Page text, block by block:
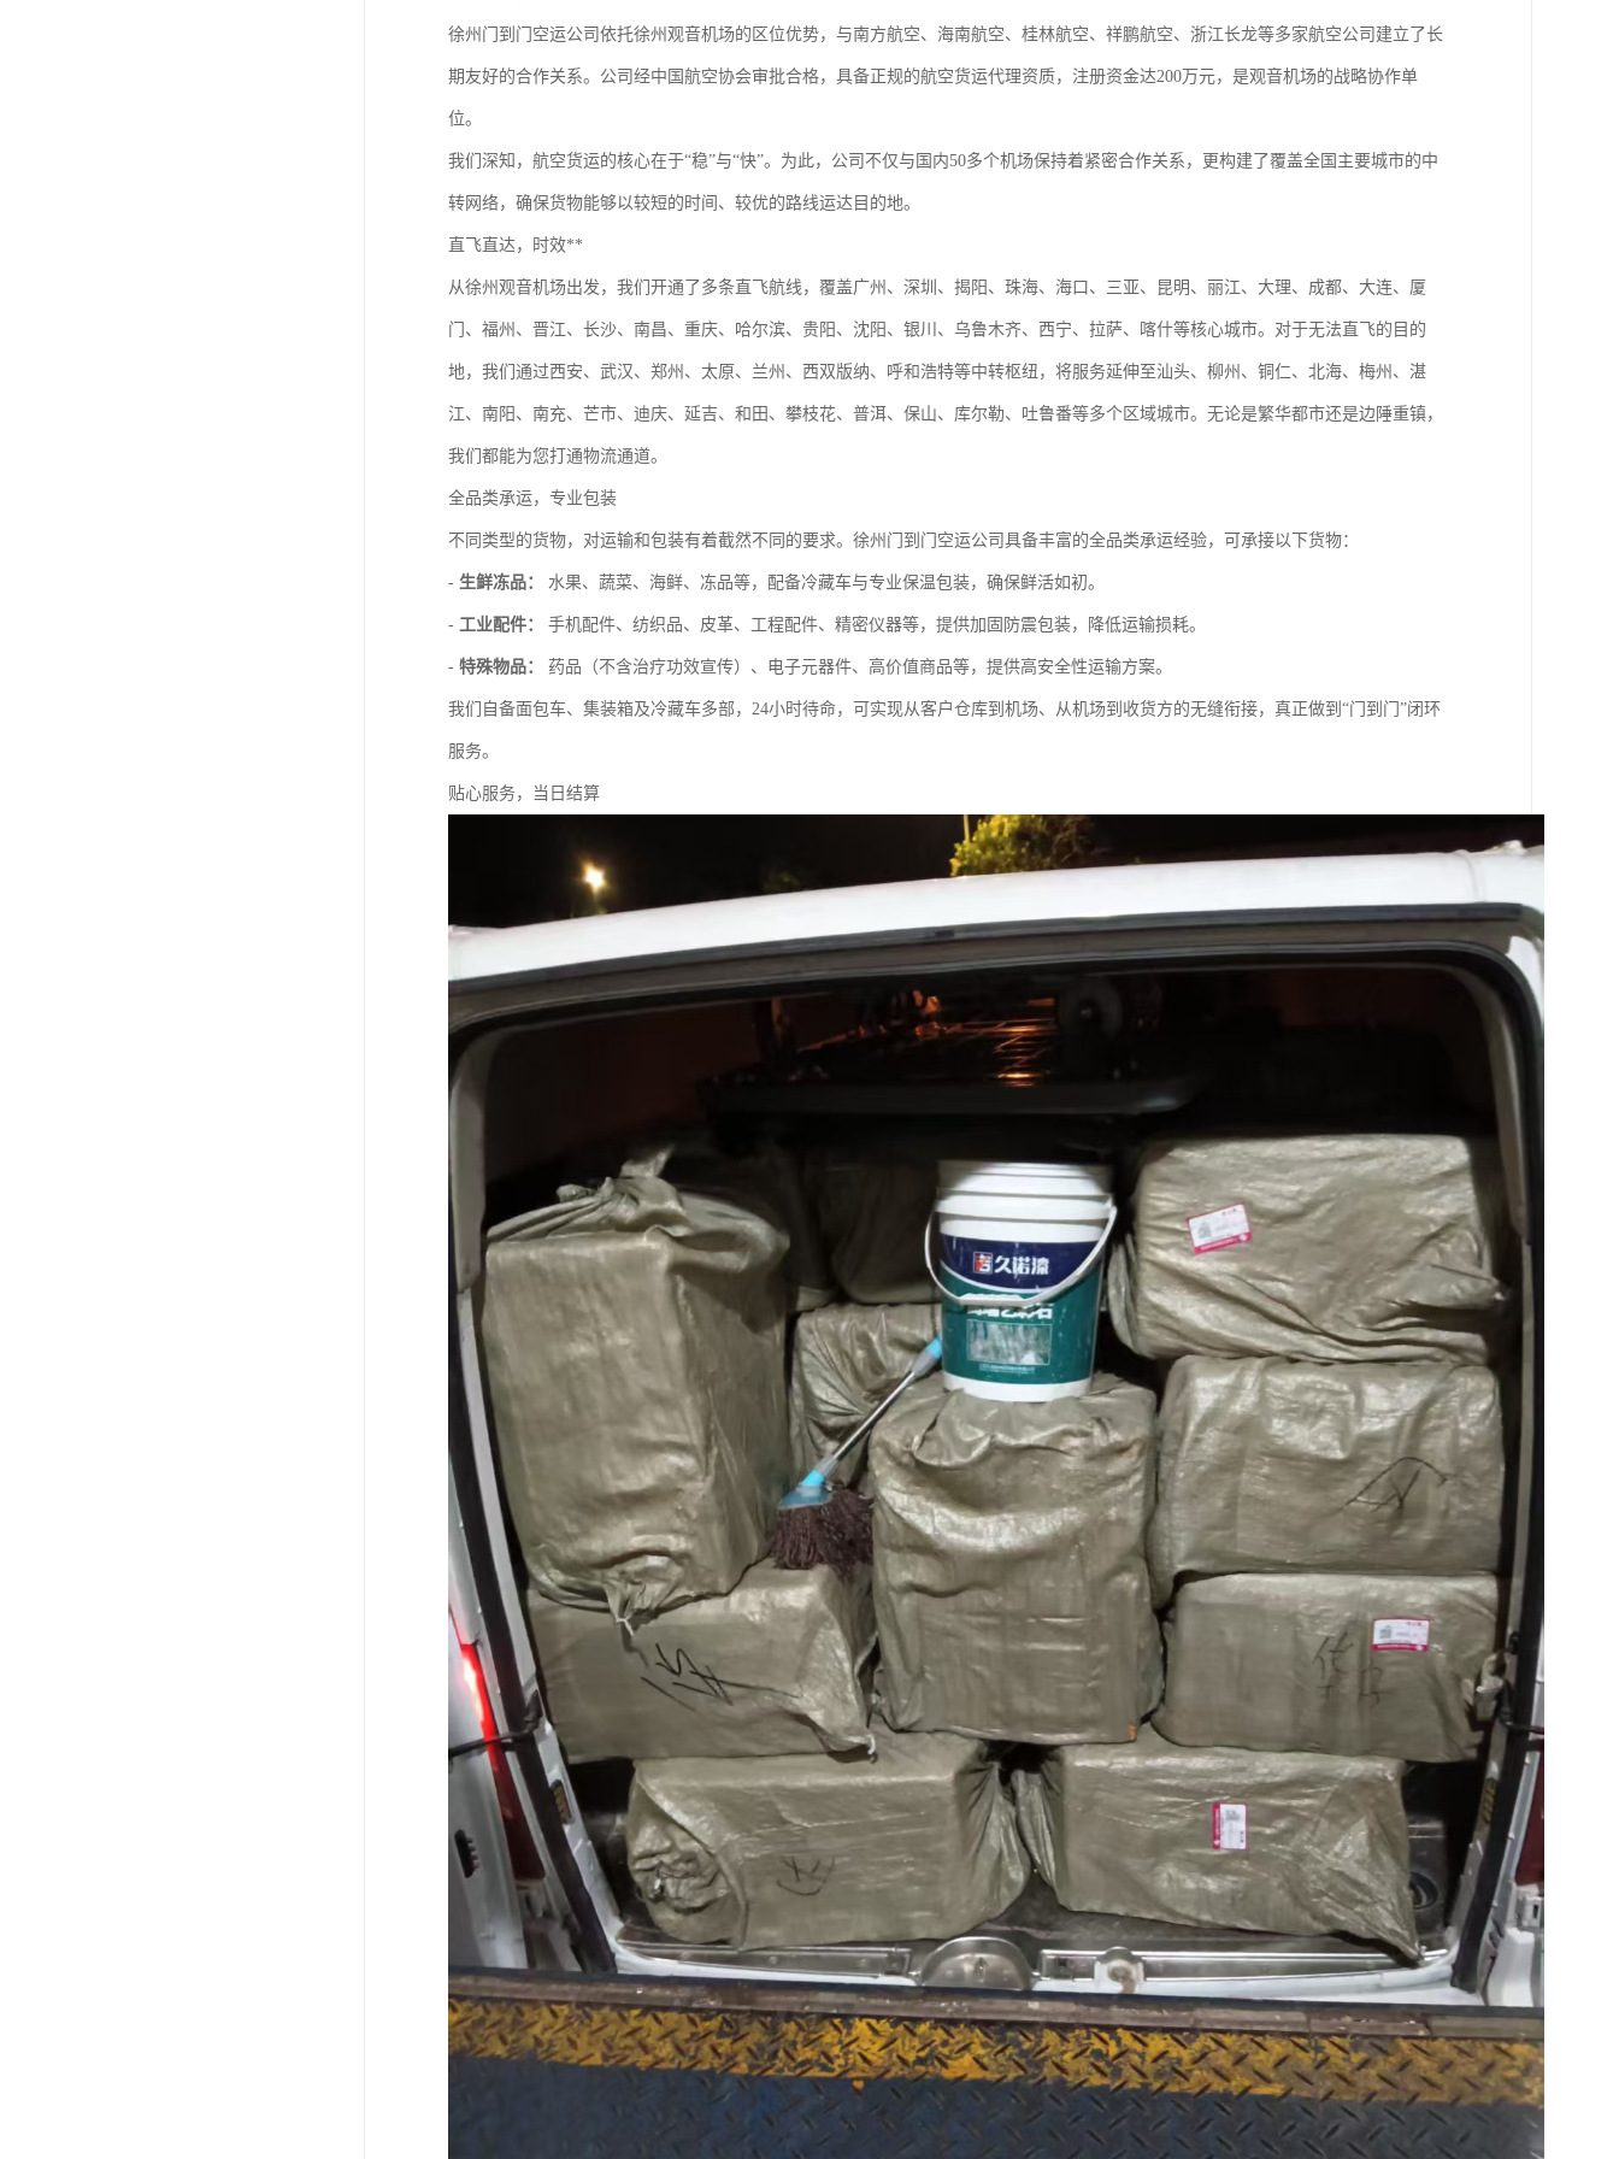
徐州门到门空运公司依托徐州观音机场的区位优势，与南方航空、海南航空、桂林航空、祥鹏航空、浙江长龙等多家航空公司建立了长
期友好的合作关系。公司经中国航空协会审批合格，具备正规的航空货运代理资质，注册资金达200万元，是观音机场的战略协作单
位。
我们深知，航空货运的核心在于“稳”与“快”。为此，公司不仅与国内50多个机场保持着紧密合作关系，更构建了覆盖全国主要城市的中
转网络，确保货物能够以较短的时间、较优的路线运达目的地。
直飞直达，时效**
从徐州观音机场出发，我们开通了多条直飞航线，覆盖广州、深圳、揭阳、珠海、海口、三亚、昆明、丽江、大理、成都、大连、厦
门、福州、晋江、长沙、南昌、重庆、哈尔滨、贵阳、沈阳、银川、乌鲁木齐、西宁、拉萨、喀什等核心城市。对于无法直飞的目的
地，我们通过西安、武汉、郑州、太原、兰州、西双版纳、呼和浩特等中转枢纽，将服务延伸至汕头、柳州、铜仁、北海、梅州、湛
江、南阳、南充、芒市、迪庆、延吉、和田、攀枝花、普洱、保山、库尔勒、吐鲁番等多个区域城市。无论是繁华都市还是边陲重镇，
我们都能为您打通物流通道。
全品类承运，专业包装
不同类型的货物，对运输和包装有着截然不同的要求。徐州门到门空运公司具备丰富的全品类承运经验，可承接以下货物：
- 生鲜冻品： 水果、蔬菜、海鲜、冻品等，配备冷藏车与专业保温包装，确保鲜活如初。
- 工业配件： 手机配件、纺织品、皮革、工程配件、精密仪器等，提供加固防震包装，降低运输损耗。
- 特殊物品： 药品（不含治疗功效宣传）、电子元器件、高价值商品等，提供高安全性运输方案。
我们自备面包车、集装箱及冷藏车多部，24小时待命，可实现从客户仓库到机场、从机场到收货方的无缝衔接，真正做到“门到门”闭环
服务。
贴心服务，当日结算